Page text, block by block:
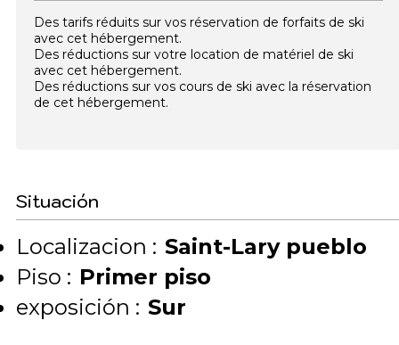
Des tarifs réduits sur vos réservation de forfaits de ski
avec cet hébergement.
Des réductions sur votre location de matériel de ski
avec cet hébergement.
Des réductions sur vos cours de ski avec la réservation
de cet hébergement.
Situación
Localizacion : Saint-Lary pueblo
Piso : Primer piso
exposición : Sur